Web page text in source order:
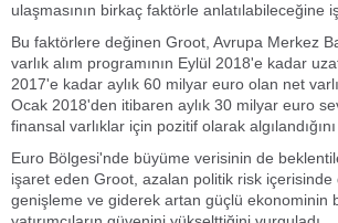
ulaşmasının birkaç faktörle anlatılabileceğine
Bu faktörlere değinen Groot, Avrupa Merkez
varlık alım programının Eylül 2018'e kadar
2017'e kadar aylık 60 milyar euro olan net
Ocak 2018'den itibaren aylık 30 milyar euro
finansal varlıklar için pozitif olarak algılandığını
Euro Bölgesi'nde büyüme verisinin de
işaret eden Groot, azalan politik risk
genişleme ve giderek artan güçlü ekonominin